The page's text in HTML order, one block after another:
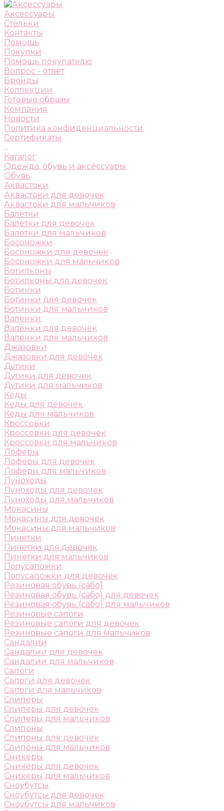
Аксессуары
Стельки
Контакты
Помощь
Покупки
Помощь покупателю
Вопрос - ответ
Бренды
Коллекции
Готовые образы
Компания
Новости
Политика конфиденциальности
Сертификаты
...
Каталог
Одежда, обувь и аксессуары
Обувь
Аквастоки
Аквастоки для девочек
Аквастоки для мальчиков
Балетки
Балетки для девочек
Балетки для мальчиков
Босоножки
Босоножки для девочек
Босоножки для мальчиков
Ботильоны
Ботильоны для девочек
Ботинки
Ботинки для девочек
Ботинки для мальчиков
Валенки
Валенки для девочек
Валенки для мальчиков
Джазовки
Джазовки для девочек
Дутики
Дутики для девочек
Дутики для мальчиков
Кеды
Кеды для девочек
Кеды для мальчиков
Кроссовки
Кроссовки для девочек
Кроссовки для мальчиков
Лоферы
Лоферы для девочек
Лоферы для мальчиков
Луноходы
Луноходы для девочек
Луноходы для мальчиков
Мокасины
Мокасины для девочек
Мокасины для мальчиков
Пинетки
Пинетки для девочек
Пинетки для мальчиков
Полусапожки
Полусапожки для девочек
Резиновая обувь (сабо)
Резиновая обувь (сабо) для девочек
Резиновая обувь (сабо) для мальчиков
Резиновые сапоги
Резиновые сапоги для девочек
Резиновые сапоги для мальчиков
Сандалии
Сандалии для девочек
Сандалии для мальчиков
Сапоги
Сапоги для девочек
Сапоги для мальчиков
Слиперы
Слиперы для девочек
Слиперы для мальчиков
Слипоны
Слипоны для девочек
Слипоны для мальчиков
Сникеры
Сникеры для девочек
Сникеры для мальчиков
Сноубутсы
Сноубутсы для девочек
Сноубутсы для мальчиков